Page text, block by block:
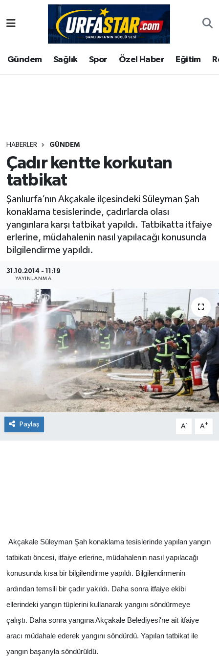
Gündem Sağlık Spor Özel Haber Eğitim
HABERLER GÜNDEM
Çadır kentte korkutan
tatbikat
Şanlıurfa’nın Akçakale ilçesindeki Süleyman Şah
konaklama tesislerinde, çadırlarda olası
yangınlara karşı tatbikat yapıldı. Tatbikatta itfaiye
erlerine, müdahalenin nasıl yapılacağı konusunda
bilgilendirme yapıldı.
31.10.2014 - 11:19
YAYINLANMA
Paylaş A- A+
Akçakale Süleyman Şah konaklama tesislerinde yapılan yangın
tatbikatı öncesi, itfaiye erlerine, müdahalenin nasıl yapılacağı
konusunda kısa bir bilgilendirme yapıldı. Bilgilendirmenin
ardından temsili bir çadır yakıldı. Daha sonra itfaiye ekibi
ellerindeki yangın tüplerini kullanarak yangını söndürmeye
çalıştı. Daha sonra yangına Akçakale Belediyesi'ne ait itfaiye
aracı müdahale ederek yangını söndürdü. Yapılan tatbikat ile
yangın başarıyla söndürüldü.
ASAYİS
ÇEVRE
Gündem
Kültür
Magazin
Şanlıurfa Nöbetçi Eczaneler
Şanlıurfa Hava Durumu
Tüm Manşetler
Son Dakika Haberleri
Haber Arşivi